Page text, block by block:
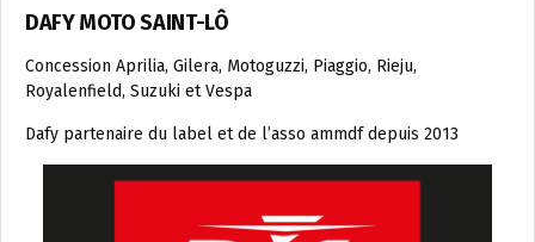
DAFY MOTO SAINT-LÔ
Concession Aprilia, Gilera, Motoguzzi, Piaggio, Rieju,
Royalenfield, Suzuki et Vespa
Dafy partenaire du label et de l’asso ammdf depuis 2013